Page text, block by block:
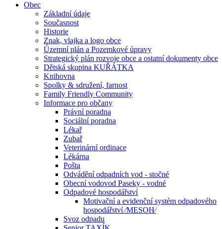
Obec
Základní údaje
Současnost
Historie
Znak, vlajka a logo obce
Územní plán a Pozemkové úpravy
Strategický plán rozvoje obce a ostatní dokumenty obce
Dětská skupina KUŘÁTKA
Knihovna
Spolky & sdružení, farnost
Family Friendly Community
Informace pro občany
Právní poradna
Sociální poradna
Lékař
Zubař
Veterinární ordinace
Lékárna
Pošta
Odvádění odpadních vod - stočné
Obecní vodovod Paseky - vodné
Odpadové hospodářství
Motivační a evidenční systém odpadového
hospodářství ⁄MESOH⁄
Svoz odpadu